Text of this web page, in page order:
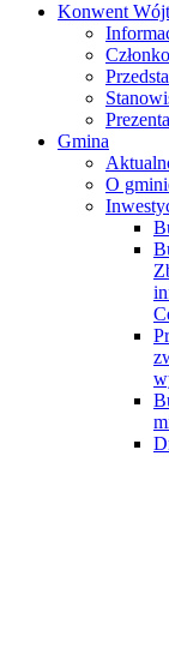
Konwent
Gmina
O